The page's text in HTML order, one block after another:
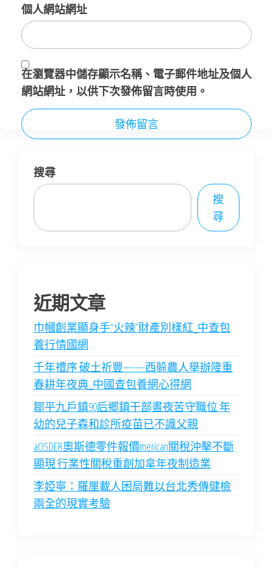
個人網站網址
在瀏覽器中儲存顯示名稱、電子郵件地址及個人
網站網址，以供下次發佈留言時使用。
搜尋
搜
尋
近期文章
巾幗創業顯身手“火辣”財產別樣紅_中查包
養行情國網
千年禮序 破土祈豐——西躲農人舉辦隆重
春耕年夜典_中國查包養網心得網
鄒平九戶鎮90后鄉鎮干部晝夜苦守職位 年
幼的兒子森和診所疫苗已不識父親
aOSDER奧斯德零件報價merican關稅沖擊不斷
顯現 行業性關稅重創加拿年夜制造業
李婭寧：羅厘載人困局難以台北秀傳健檢
兩全的現實考驗